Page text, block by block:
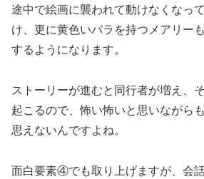
途中で絵画に襲われて動けなくなっ
け、更に黄色いバラを持つメアリー
するようになります。
ストーリーが進むと同行者が増え、
起こるので、怖い怖いと思いながら
思えないんですよね。
面白要素④でも取り上げますが、会